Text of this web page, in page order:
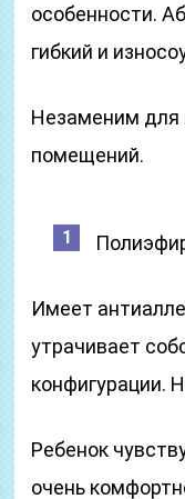
особенности.
гибкий и
Незаменим для
помещений.
Имеет
утрачивает
конфигурации.
Ребенок
очень